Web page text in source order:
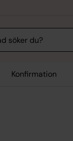
Konfirmation